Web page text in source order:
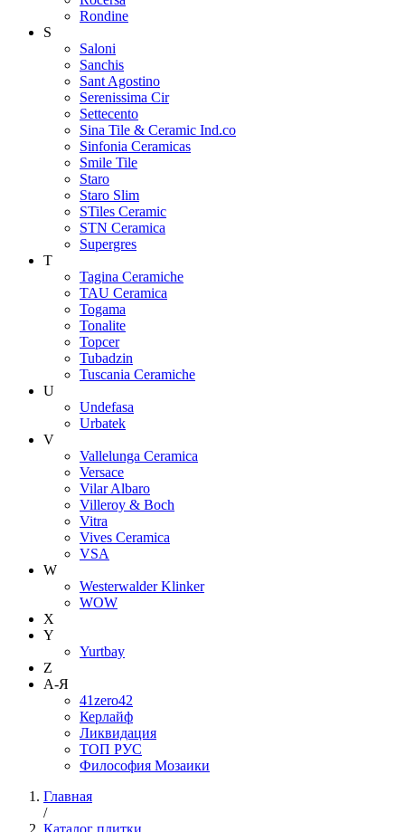
Rondine
S
Saloni
Sanchis
Sant Agostino
Serenissima Cir
Settecento
Sina Tile & Ceramic Ind.co
Sinfonia Ceramicas
Smile Tile
Staro
Staro Slim
STiles Ceramic
STN Ceramica
Supergres
T
Tagina Ceramiche
TAU Ceramica
Togama
Tonalite
Topcer
Tubadzin
Tuscania Ceramiche
U
Undefasa
Urbatek
V
Vallelunga Ceramica
Versace
Vilar Albaro
Villeroy & Boch
Vitra
Vives Ceramica
VSA
W
Westerwalder Klinker
WOW
X
Y
Yurtbay
Z
А-Я
41zero42
Керлайф
Ликвидация
ТОП РУС
Философия Мозаики
Главная
/
Каталог плитки